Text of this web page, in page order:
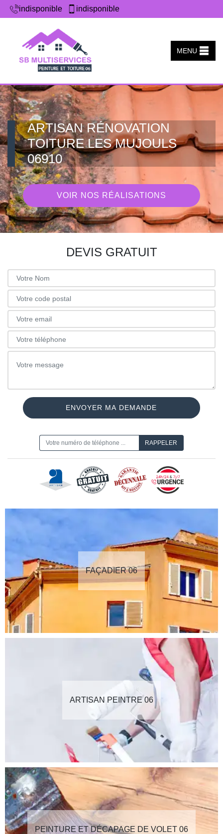
indisponible indisponible
MENU
ARTISAN RÉNOVATION
TOITURE LES MUJOULS
06910
VOIR NOS RÉALISATIONS
DEVIS GRATUIT
FAÇADIER 06
ARTISAN PEINTRE 06
PEINTURE ET DÉCAPAGE DE VOLET 06